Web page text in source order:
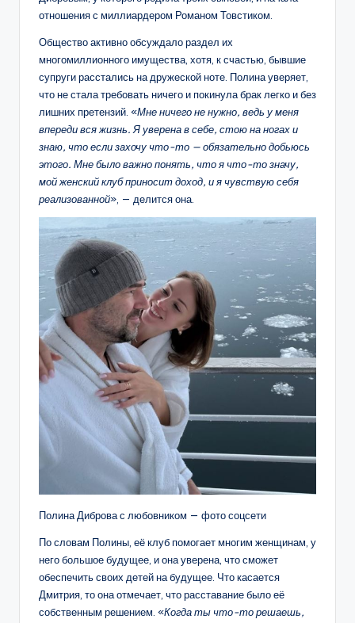
отношения с миллиардером Романом Товстиком.
Общество активно обсуждало раздел их
многомиллионного имущества, хотя, к счастью, бывшие
супруги расстались на дружеской ноте. Полина уверяет,
что не стала требовать ничего и покинула брак легко и без
лишних претензий. «Мне ничего не нужно, ведь у меня
впереди вся жизнь. Я уверена в себе, стою на ногах и
знаю, что если захочу что-то — обязательно добьюсь
этого. Мне было важно понять, что я что-то значу,
мой женский клуб приносит доход, и я чувствую себя
реализованной», — делится она.
Полина Диброва с любовником — фото соцсети
По словам Полины, её клуб помогает многим женщинам, у
него большое будущее, и она уверена, что сможет
обеспечить своих детей на будущее. Что касается
Дмитрия, то она отмечает, что расставание было её
собственным решением. «Когда ты что-то решаешь,